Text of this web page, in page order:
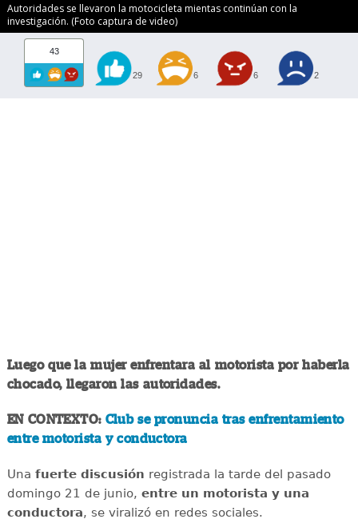
Autoridades se llevaron la motocicleta mientas continúan con la
investigación. (Foto captura de video)
43
29 6 6 2
Luego que la mujer enfrentara al motorista por haberla
chocado, llegaron las autoridades.
EN CONTEXTO: Club se pronuncia tras enfrentamiento
entre motorista y conductora
Una fuerte discusión registrada la tarde del pasado
domingo 21 de junio, entre un motorista y una
conductora, se viralizó en redes sociales.